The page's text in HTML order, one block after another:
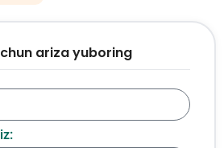
ariza yuboring